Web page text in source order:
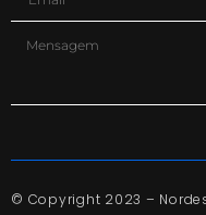
© Copyright 2023 –